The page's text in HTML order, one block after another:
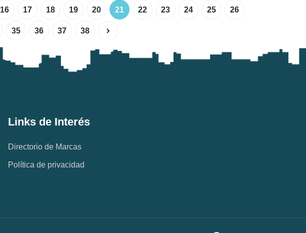
16 17 18 19 20 21 22 23 24 25 26
35 36 37 38
Links de Interés
Directorio de Marcas
Política de privacidad